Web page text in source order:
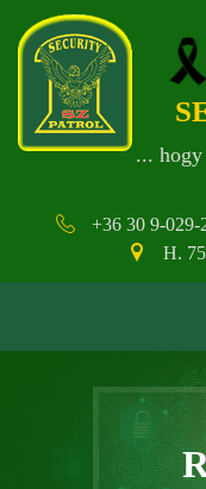
...
+36 30 9-029-
H.